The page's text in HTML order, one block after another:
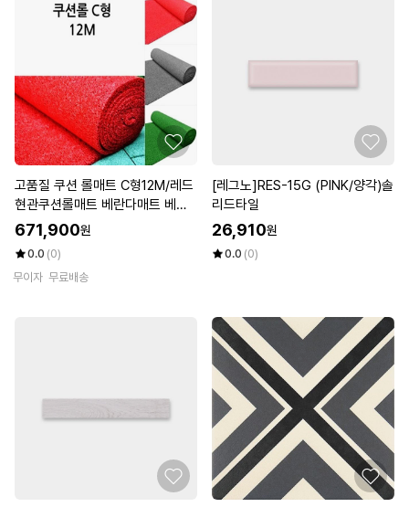
고품질 쿠션 롤매트 C형12M/레드
현관쿠션롤매트 베란다매트 베란
다매트 (WFK37QA)
671,900원
0.0 (0)
무이자 무료배송
[레그노]RES-15G (PINK/양각)솔
리드타일
26,910원
0.0 (0)